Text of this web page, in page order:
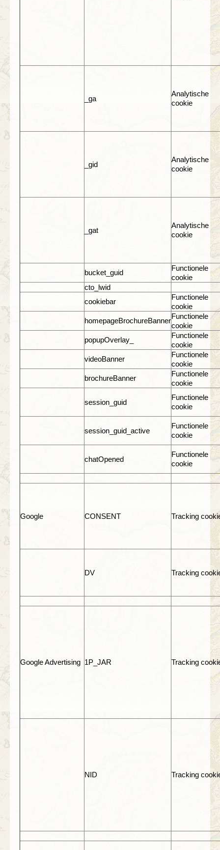
_ga
Analytische
cookie
_gid
Analytische
cookie
_gat
Analytische
cookie
bucket_guid
Functionele
cookie
cto_lwid
cookiebar
Functionele
cookie
homepageBrochureBanner
Functionele
cookie
popupOverlay_
Functionele
cookie
videoBanner
Functionele
cookie
brochureBanner
Functionele
cookie
session_guid
Functionele
cookie
session_guid_active
Functionele
cookie
chatOpened
Functionele
cookie
Google CONSENT Tracking
DV Tracking
Google Advertising 1P_JAR Tracking
NID Tracking